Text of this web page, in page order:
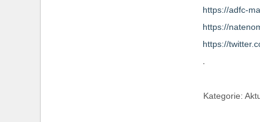
https://adfc-
https://
https://
.
Kategorie: